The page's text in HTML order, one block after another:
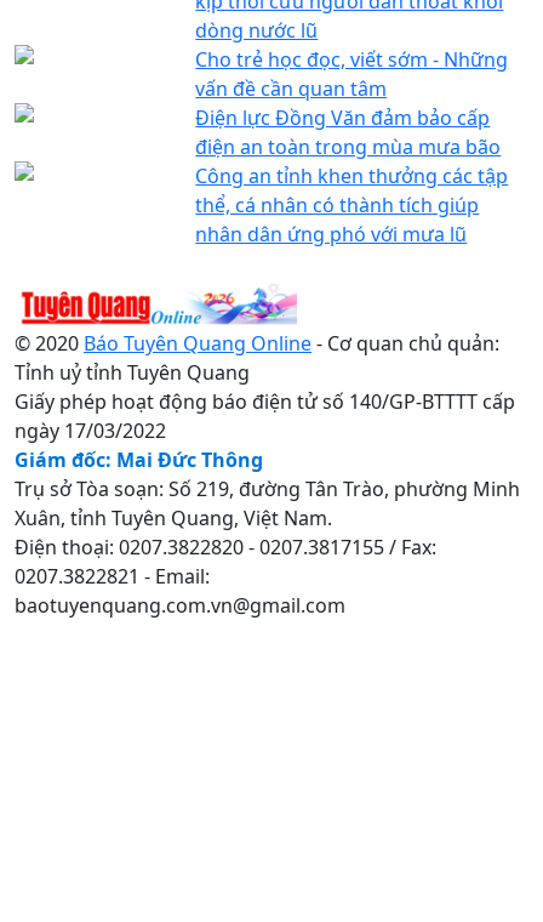
dòng nước lũ
Cho trẻ học đọc, viết sớm - Những
vấn đề cần quan tâm
Điện lực Đồng Văn đảm bảo cấp
điện an toàn trong mùa mưa bão
Công an tỉnh khen thưởng các tập
thể, cá nhân có thành tích giúp
nhân dân ứng phó với mưa lũ
© 2020 Báo Tuyên Quang Online- Cơ quan chủ quản:
Tỉnh uỷ tỉnh Tuyên Quang
Giấy phép hoạt động báo điện tử số 140/GP-BTTTT cấp
ngày 17/03/2022
Giám đốc: Mai Đức Thông
Trụ sở Tòa soạn: Số 219, đường Tân Trào, phường Minh
Xuân, tỉnh Tuyên Quang, Việt Nam.
Điện thoại: 0207.3822820 - 0207.3817155 / Fax:
0207.3822821 - Email:
baotuyenquang.com.vn@gmail.com